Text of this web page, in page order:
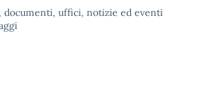
documenti, uffici, notizie ed eventi